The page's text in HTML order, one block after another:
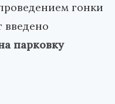
гонки
введено
парковку